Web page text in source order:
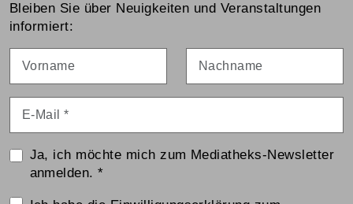
Bleiben Sie über Neuigkeiten und Veranstaltungen
informiert:
Ja, ich möchte mich zum Mediatheks-Newsletter
anmelden.*